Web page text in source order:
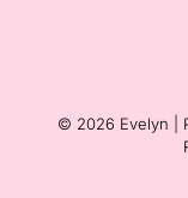
© 2026 Evelyn |